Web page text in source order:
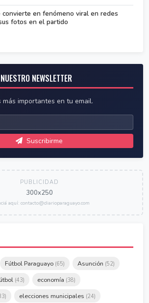
convierte en fenómeno viral en redes
fotos en el partido
NEWSLETTER
más importantes en tu email.
Suscribirme
PUBLICIDAD
300x250
aquí: contacto@diarioparaguayo.com
Fútbol Paraguayo (65) Asunción (52)
(43) economía (38)
elecciones municipales (24)